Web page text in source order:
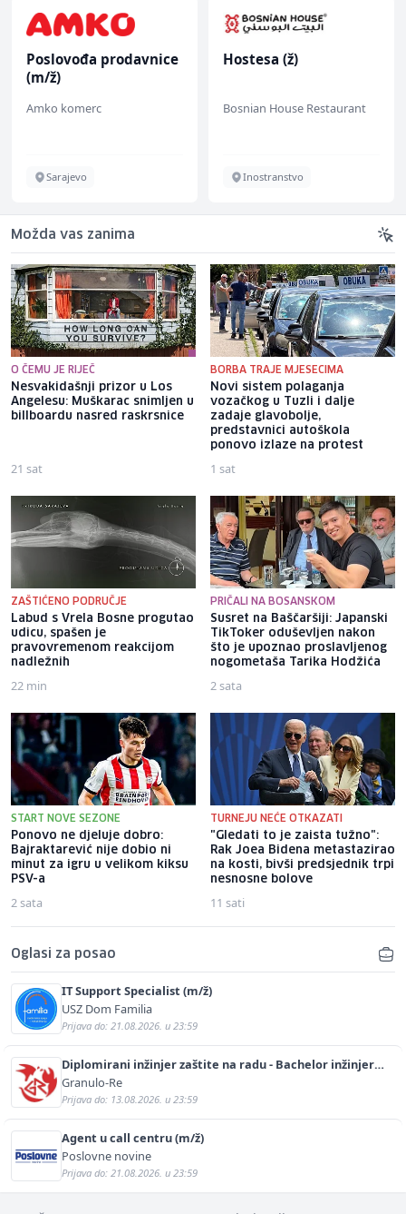
Poslovođa prodavnice
(m/ž)
Amko komerc
Sarajevo
Hostesa (ž)
Bosnian House Restaurant
Inostranstvo
Možda vas zanima
O ČEMU JE RIJEČ
Nesvakidašnji prizor u Los
Angelesu: Muškarac snimljen u
billboardu nasred raskrsnice
21 sat
BORBA TRAJE MJESECIMA
Novi sistem polaganja
vozačkog u Tuzli i dalje
zadaje glavobolje,
predstavnici autoškola
ponovo izlaze na protest
1 sat
ZAŠTIĆENO PODRUČJE
Labud s Vrela Bosne progutao
udicu, spašen je
pravovremenom reakcijom
nadležnih
22 min
PRIČALI NA BOSANSKOM
Susret na Baščaršiji: Japanski
TikToker oduševljen nakon
što je upoznao proslavljenog
nogometaša Tarika Hodžića
2 sata
START NOVE SEZONE
Ponovo ne djeluje dobro:
Bajraktarević nije dobio ni
minut za igru u velikom kiksu
PSV-a
2 sata
TURNEJU NEĆE OTKAZATI
"Gledati to je zaista tužno":
Rak Joea Bidena metastazirao
na kosti, bivši predsjednik trpi
nesnosne bolove
11 sati
Oglasi za posao
IT Support Specialist (m/ž)
USZ Dom Familia
Prijava do: 21.08.2026. u 23:59
Diplomirani inžinjer zaštite na radu - Bachelor inžinjer
sigurnosti i pomoći (m/ž)
Granulo-Re
Prijava do: 13.08.2026. u 23:59
Agent u call centru (m/ž)
Poslovne novine
Prijava do: 21.08.2026. u 23:59